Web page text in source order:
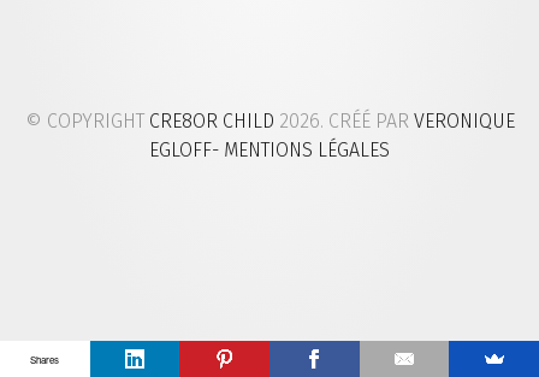
© COPYRIGHT CRE8OR CHILD 2026. CRÉÉ PAR VERONIQUE
EGLOFF- MENTIONS LÉGALES
Shares